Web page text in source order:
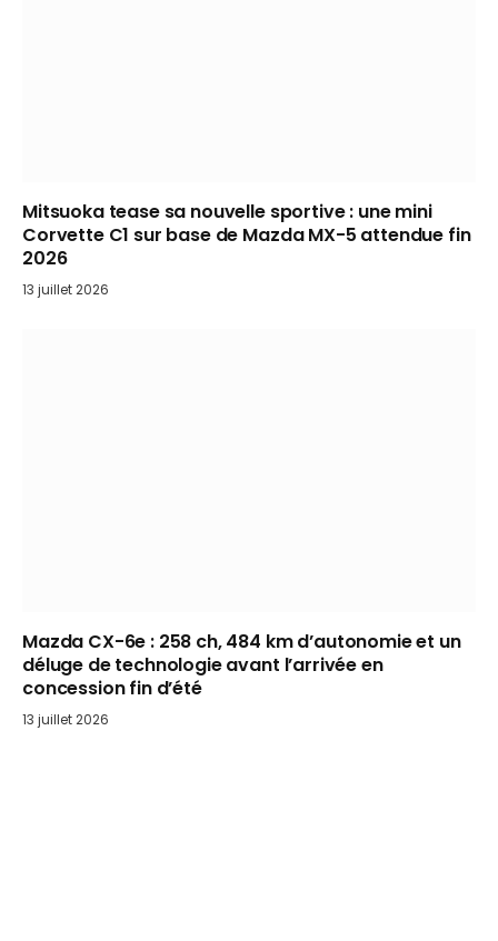
Mitsuoka tease sa nouvelle sportive : une mini
Corvette C1 sur base de Mazda MX-5 attendue fin
2026
13 juillet 2026
Mazda CX-6e : 258 ch, 484 km d’autonomie et un
déluge de technologie avant l’arrivée en
concession fin d’été
13 juillet 2026